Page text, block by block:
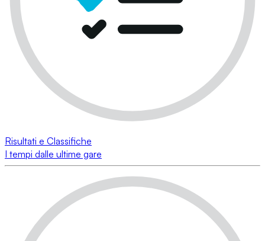
Risultati e Classifiche
I tempi dalle ultime gare